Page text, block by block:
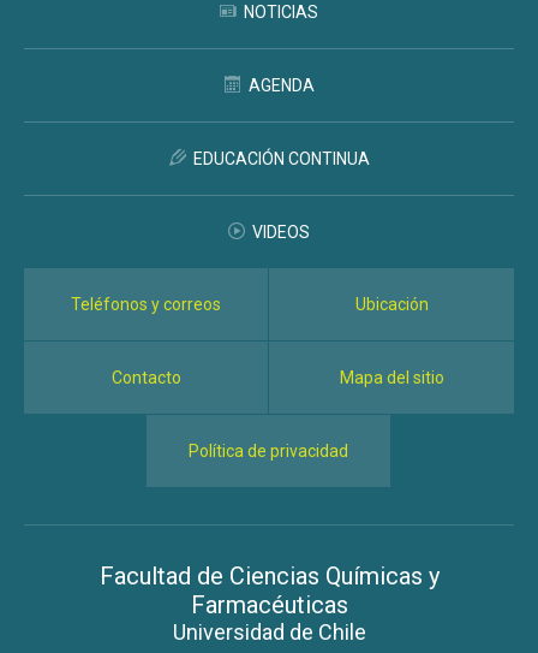
NOTICIAS
AGENDA
EDUCACIÓN CONTINUA
VIDEOS
Teléfonos y correos Ubicación
Contacto Mapa del sitio
Política de privacidad
Facultad de Ciencias Químicas y
Farmacéuticas
Universidad de Chile